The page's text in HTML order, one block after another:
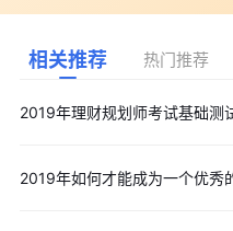
相关推荐 热门推荐
2019年理财规划师考试基础测
2019年如何才能成为一个优秀